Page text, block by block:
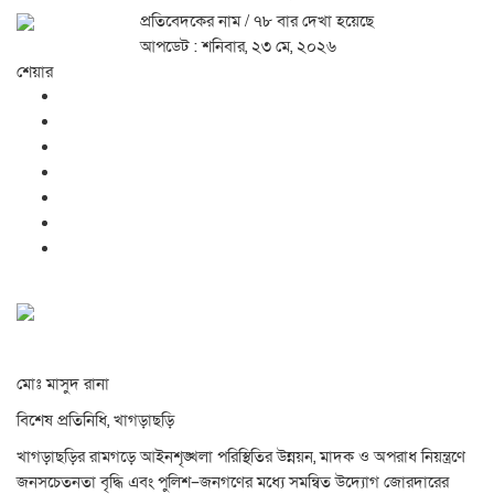
প্রতিবেদকের নাম/ ৭৮ বার দেখা হয়েছে
আপডেট : শনিবার, ২৩ মে, ২০২৬
শেয়ার
মোঃ মাসুদ রানা
বিশেষ প্রতিনিধি, খাগড়াছড়ি
খাগড়াছড়ির রামগড়ে আইনশৃঙ্খলা পরিস্থিতির উন্নয়ন, মাদক ও অপরাধ নিয়ন্ত্রণে
জনসচেতনতা বৃদ্ধি এবং পুলিশ–জনগণের মধ্যে সমন্বিত উদ্যোগ জোরদারের